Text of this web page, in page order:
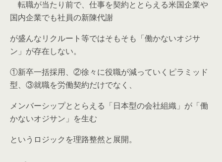
転職が当たり前で、仕事を契約ととらえる米国企業や
国内企業でも社員の新陳代謝
が盛んなリクルート等ではそもそも「働かないオジサ
ン」が存在しない。
①新卒一括採用、②徐々に役職が減っていくピラミッド
型、③就職を労働契約だけでなく、
メンバーシップととらえる「日本型の会社組織」が「働
かないオジサン」を生む
というロジックを理路整然と展開。